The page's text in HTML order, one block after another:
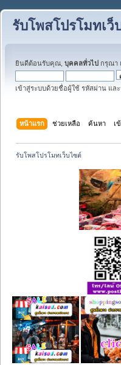
รับโพสโปรโมทเว็
ยินดีต้อนรับคุณ, บุคคลทั่วไป กรุณา
เข้าสู่ระบบด้วยชื่อผู้ใช้ รหัสผ่าน แล
หน้าแรก ช่วยเหลือ ค้นหา เ
รับโพสโปรโมทเว็บไซต์